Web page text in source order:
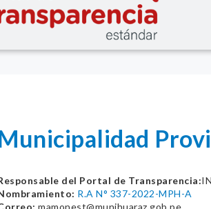
del Portal de Transparencia:
R.A N° 337-2022-MPH-A
mamonest@munihuaraz.gob.pe